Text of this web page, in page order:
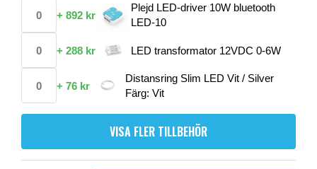
+ 892 kr
Plejd LED-driver 10W bluetooth
LED-10
+ 288 kr LED transformator 12VDC 0-6W
+ 76 kr
Distansring Slim LED Vit / Silver
Färg: Vit
VISA FLER TILLBEHÖR